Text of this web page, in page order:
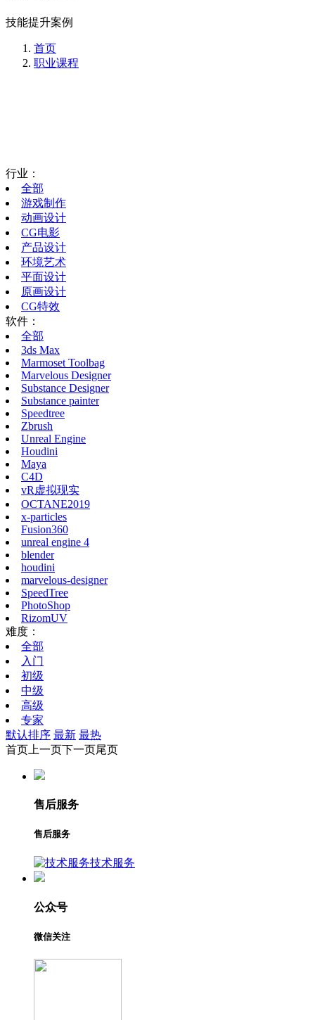
技能提升案例
首页
职业课程
行业：
全部
游戏制作
动画设计
CG电影
产品设计
环境艺术
平面设计
原画设计
CG特效
软件：
全部
3ds Max
Marmoset Toolbag
Marvelous Designer
Substance Designer
Substance painter
Speedtree
Zbrush
Unreal Engine
Houdini
Maya
C4D
vR虚拟现实
OCTANE2019
x-particles
Fusion360
unreal engine 4
blender
houdini
marvelous-designer
SpeedTree
PhotoShop
RizomUV
难度：
全部
入门
初级
中级
高级
专家
默认排序 最新 最热
首页 上一页下一页尾页
售后服务
售后服务
技术服务
公众号
微信关注